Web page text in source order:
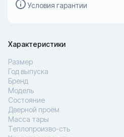
Условия гарантии
Характеристики
Размер
Год выпуска
Бренд
Модель
Состояние
Дверной проём
Масса тары
Теплопроизво-сть